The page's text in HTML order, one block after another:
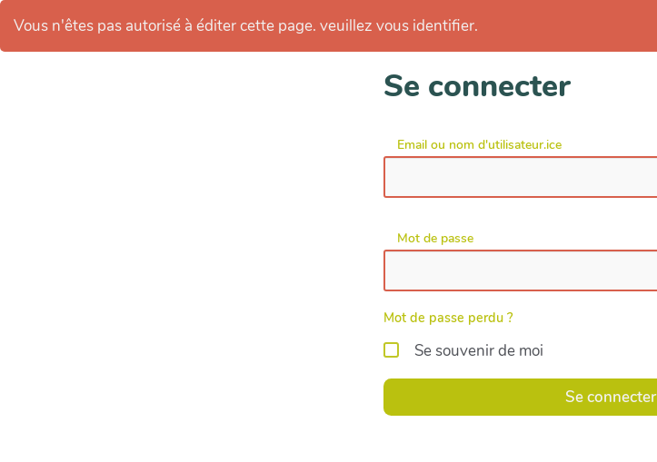
Vous n'êtes pas autorisé à éditer cette page. veuillez vous identifier.
Se connecter
Email ou nom d'utilisateur.ice
Mot de passe
Mot de passe perdu ?
Se souvenir de moi
Se connecter